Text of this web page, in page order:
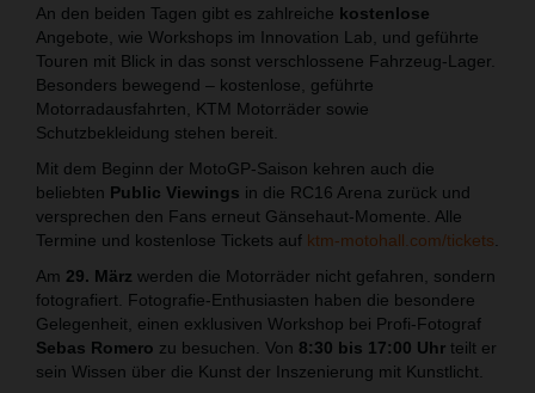
An den beiden Tagen gibt es zahlreiche kostenlose
Angebote, wie Workshops im Innovation Lab, und geführte
Touren mit Blick in das sonst verschlossene Fahrzeug-Lager.
Besonders bewegend – kostenlose, geführte
Motorradausfahrten, KTM Motorräder sowie
Schutzbekleidung stehen bereit.
Mit dem Beginn der MotoGP-Saison kehren auch die
beliebten Public Viewings in die RC16 Arena zurück und
versprechen den Fans erneut Gänsehaut-Momente. Alle
Termine und kostenlose Tickets auf ktm-motohall.com/tickets
Am 29. März werden die Motorräder nicht gefahren, sondern
fotografiert. Fotografie-Enthusiasten haben die besondere
Gelegenheit, einen exklusiven Workshop bei Profi-Fotograf
Sebas Romero zu besuchen. Von 8:30 bis 17:00 Uhr teilt er
sein Wissen über die Kunst der Inszenierung mit Kunstlicht.